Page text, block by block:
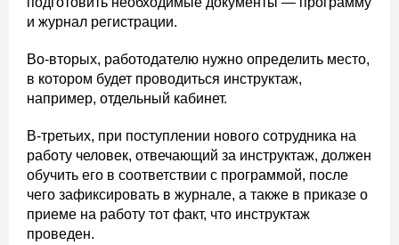
и журнал регистрации.
Во-вторых, работодателю нужно определить место,
в котором будет проводиться инструктаж,
например, отдельный кабинет.
В-третьих, при поступлении нового сотрудника на
работу человек, отвечающий за инструктаж, должен
обучить его в соответствии с программой, после
чего зафиксировать в журнале, а также в приказе о
приеме на работу тот факт, что инструктаж
проведен.